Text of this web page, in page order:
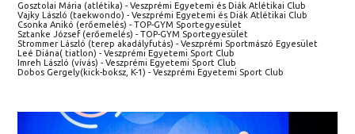
Gosztolai Mária (atlétika) - Veszprémi Egyetemi és Diák Atlétikai Club
Vajky László (taekwondo) - Veszprémi Egyetemi és Diák Atlétikai Club
Csonka Anikó (erőemelés) - TOP-GYM Sportegyesület
Sztanke József (erőemelés) - TOP-GYM Sportegyesület
Strommer László (terep akadályfutás) - Veszprémi Sportmászó Egyesület
Leé Diána( tiatlon) - Veszprémi Egyetemi Sport Club
Imreh László (vívás) - Veszprémi Egyetemi Sport Club
Dobos Gergely(kick-boksz, K-1) - Veszprémi Egyetemi Sport Club